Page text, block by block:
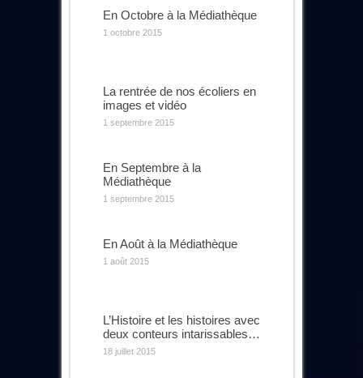
En Octobre à la Médiathèque
1 octobre 2015
La rentrée de nos écoliers en
images et vidéo
1 septembre 2015
En Septembre à la
Médiathèque
1 septembre 2015
En Août à la Médiathèque
1 août 2015
L’Histoire et les histoires avec
deux conteurs intarissables…
18 juillet 2015